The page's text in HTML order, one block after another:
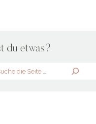
du etwas?